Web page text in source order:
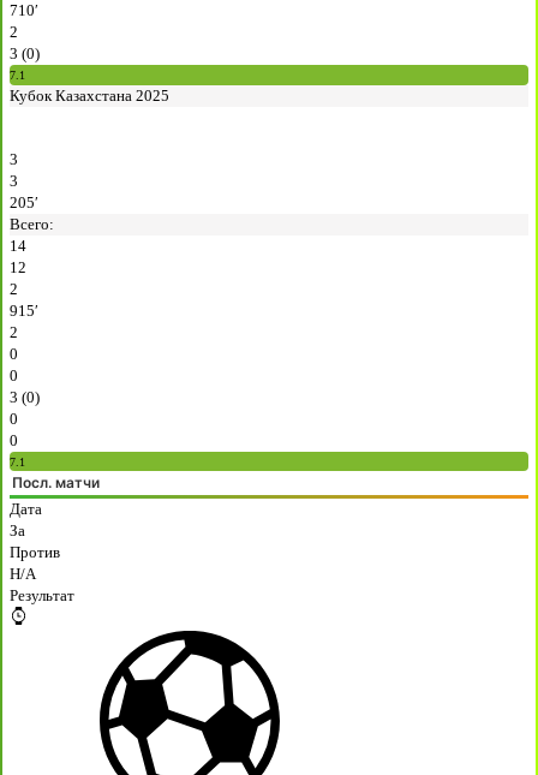
710′
2
3 (0)
7.1
Кубок Казахстана 2025
3
3
205′
Всего:
14
12
2
915′
2
0
0
3 (0)
0
0
7.1
Посл. матчи
Дата
За
Против
H/A
Результат